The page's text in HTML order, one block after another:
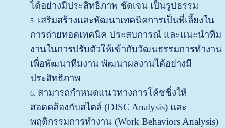
ได้อย่างมีประสิทธิภาพ ชัดเจน เป็นรูปธรรม
เสริมสร้างและพัฒนาเทคนิคการเป็นพี่เลี้ยงใน
การถ่ายทอดเทคนิค ประสบการณ์ และแนะนำทีม
งานในการปรับตัวให้เข้ากับวัฒนธรรมการทำงาน
เพื่อพัฒนาทีมงาน พัฒนาผลงานได้อย่างมี
ประสิทธิภาพ
สามารถกำหนดแนวทางการโค้ชชิ่งให้
สอดคล้องกับสไตล์ (DISC Analysis) และ
พฤติกรรมการทำงาน (Work Behaviors Analysis)